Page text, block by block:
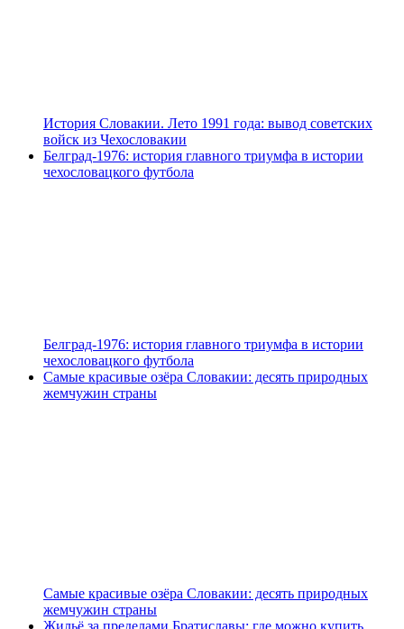
История Словакии. Лето 1991 года: вывод советских
войск из Чехословакии
Белград-1976: история главного триумфа в истории
чехословацкого футбола
Белград-1976: история главного триумфа в истории
чехословацкого футбола
Самые красивые озёра Словакии: десять природных
жемчужин страны
Самые красивые озёра Словакии: десять природных
жемчужин страны
Жильё за пределами Братиславы: где можно купить